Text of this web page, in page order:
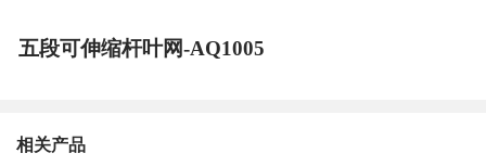
五段可伸缩杆叶网-AQ1005
相关产品